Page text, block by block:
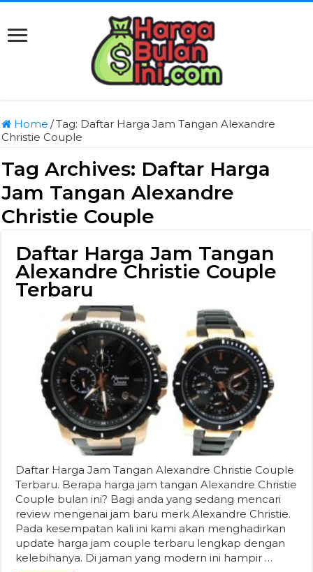
Home /Tag: Daftar Harga Jam Tangan Alexandre
Christie Couple
Tag Archives: Daftar Harga
Jam Tangan Alexandre
Christie Couple
Daftar Harga Jam Tangan
Alexandre Christie Couple
Terbaru
Daftar Harga Jam Tangan Alexandre Christie Couple
Terbaru. Berapa harga jam tangan Alexandre Christie
Couple bulan ini? Bagi anda yang sedang mencari
review mengenai jam baru merk Alexandre Christie.
Pada kesempatan kali ini kami akan menghadirkan
update harga jam couple terbaru lengkap dengan
kelebihanya. Di jaman yang modern ini hampir …